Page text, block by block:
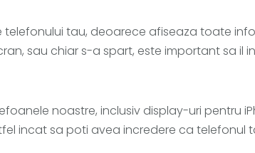
tau, deoarece afiseaza toate
sau chiar s-a spart, este important sa il
noastre, inclusiv display-uri pentru
incat sa poti avea incredere ca telefonul